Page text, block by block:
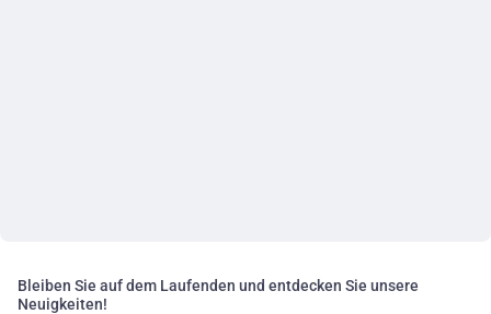
Bleiben Sie auf dem Laufenden und entdecken Sie unsere
Neuigkeiten!